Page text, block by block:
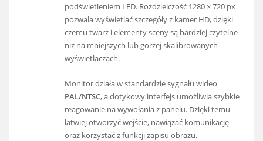
podświetleniem LED. Rozdzielczość 1280 × 720 px
pozwala wyświetlać szczegóły z kamer HD, dzięki
czemu twarz i elementy sceny są bardziej czytelne
niż na mniejszych lub gorzej skalibrowanych
wyświetlaczach.
Monitor działa w standardzie sygnału wideo
PAL/NTSC, a dotykowy interfejs umożliwia szybkie
reagowanie na wywołania z panelu. Dzięki temu
łatwiej otworzyć wejście, nawiązać komunikację
oraz korzystać z funkcji zapisu obrazu.